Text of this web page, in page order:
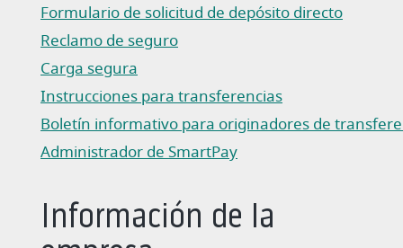
Formulario de solicitud de depósito directo
(Abre en una nueva ventana)
Reclamo de seguro
(Abre en una nueva ventana)
Carga segura
Instrucciones para transferencias
(Abre en una nueva ventana)
Boletín informativo para originadores de
(Abre en una nueva ventana)
Administrador de SmartPay
Información de la